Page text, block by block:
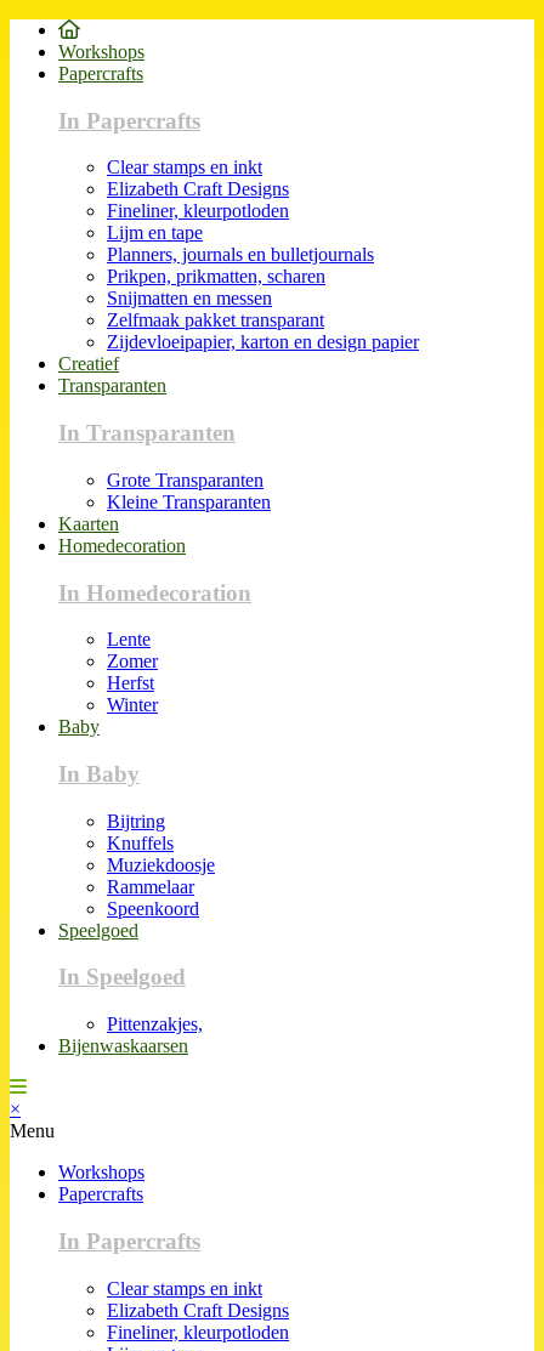
Workshops
Papercrafts
In Papercrafts
Clear stamps en inkt
Elizabeth Craft Designs
Fineliner, kleurpotloden
Lijm en tape
Planners, journals en bulletjournals
Prikpen, prikmatten, scharen
Snijmatten en messen
Zelfmaak pakket transparant
Zijdevloeipapier, karton en design papier
Creatief
Transparanten
In Transparanten
Grote Transparanten
Kleine Transparanten
Kaarten
Homedecoration
In Homedecoration
Lente
Zomer
Herfst
Winter
Baby
In Baby
Bijtring
Knuffels
Muziekdoosje
Rammelaar
Speenkoord
Speelgoed
In Speelgoed
Pittenzakjes,
Bijenwaskaarsen
×
Menu
Workshops
Papercrafts
In Papercrafts
Clear stamps en inkt
Elizabeth Craft Designs
Fineliner, kleurpotloden